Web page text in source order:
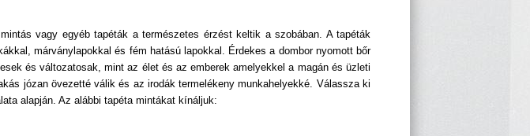
vagy egyéb tapéták a természetes érzést keltik a szobában. A tapéták
márványlapokkal és fém hatású lapokkal. Érdekes a dombor nyomott bőr
és változatosak, mint az élet és az emberek amelyekkel a magán és üzleti
józan övezetté válik és az irodák termelékeny munkahelyekké. Válassza ki
alapján. Az alábbi tapéta mintákat kínáljuk: